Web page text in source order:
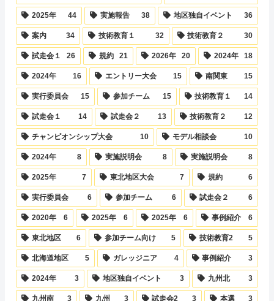
2025年 44 実施報告 38 地区独自イベント 36
案内 34 技術教育１ 32 技術教育２ 30
試走会１ 26 規約 21 2026年 20 2024年 18
2024年 16 エントリー大会 15 南関東 15
実行委員会 15 参加チーム 15 技術教育１ 14
試走会１ 14 試走会２ 13 技術教育２ 12
チャンピオンシップ大会 10 モデル相談会 10
2024年 8 実施説明会 8 実施説明会 8
2025年 7 東北地区大会 7 規約 6
実行委員会 6 参加チーム 6 試走会２ 6
2020年 6 2025年 6 2025年 6 事例紹介 6
東北地区 6 参加チーム向け 5 技術教育2 5
北海道地区 5 ガレッジニア 4 事例紹介 3
2024年 3 地区独自イベント 3 九州北 3
九州南 3 九州 3 試走会2 3 本選 3